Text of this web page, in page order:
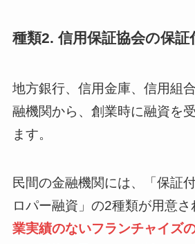
種類2. 信用保証協会の保証
地方銀行、信用金庫、信用組
融機関から、創業時に融資を
ます。
民間の金融機関には、「保証
ロパー融資」の2種類が用意さ
業実績のないフランチャイズ